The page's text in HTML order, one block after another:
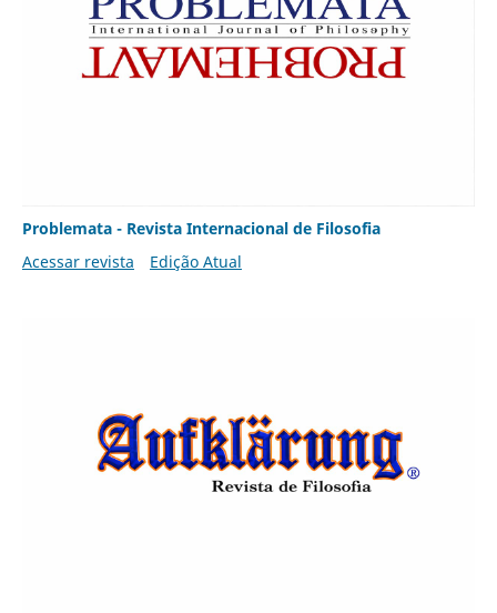
Problemata - Revista Internacional de Filosofia
Acessar revista
Edição Atual